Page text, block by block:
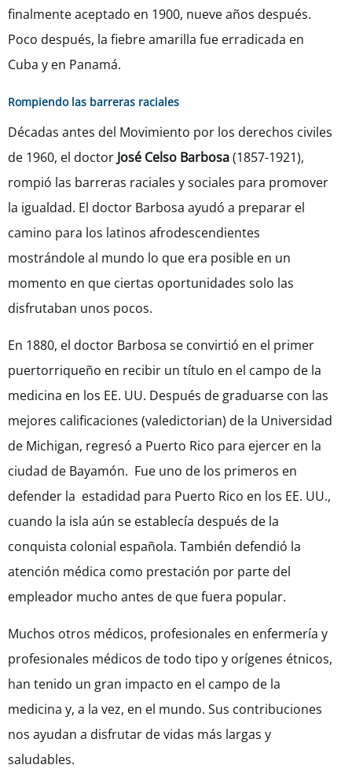
finalmente aceptado en 1900, nueve años después.
Poco después, la fiebre amarilla fue erradicada en
Cuba y en Panamá.
Rompiendo las barreras raciales
Décadas antes del Movimiento por los derechos civiles
de 1960, el doctor José Celso Barbosa(1857-1921),
rompió las barreras raciales y sociales para promover
la igualdad. El doctor Barbosa ayudó a preparar el
camino para los latinos afrodescendientes
mostrándole al mundo lo que era posible en un
momento en que ciertas oportunidades solo las
disfrutaban unos pocos.
En 1880, el doctor Barbosa se convirtió en el primer
puertorriqueño en recibir un título en el campo de la
medicina en los EE. UU. Después de graduarse con las
mejores calificaciones (valedictorian) de la Universidad
de Michigan, regresó a Puerto Rico para ejercer en la
ciudad de Bayamón. Fue uno de los primeros en
defender la estadidad para Puerto Rico en los EE. UU.,
cuando la isla aún se establecía después de la
conquista colonial española. También defendió la
atención médica como prestación por parte del
empleador mucho antes de que fuera popular.
Muchos otros médicos, profesionales en enfermería y
profesionales médicos de todo tipo y orígenes étnicos,
han tenido un gran impacto en el campo de la
medicina y, a la vez, en el mundo. Sus contribuciones
nos ayudan a disfrutar de vidas más largas y
saludables.